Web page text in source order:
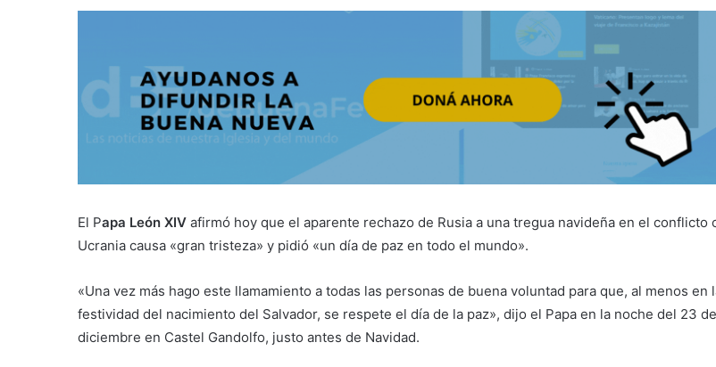
El Papa León XIV afirmó hoy que el aparente rechazo de Rusia a una tregua navideña en el conflicto
Ucrania causa «gran tristeza» y pidió «un día de paz en todo el mundo».
«Una vez más hago este llamamiento a todas las personas de buena voluntad para que, al menos en
festividad del nacimiento del Salvador, se respete el día de la paz», dijo el Papa en la noche del 23 de
diciembre en Castel Gandolfo, justo antes de Navidad.